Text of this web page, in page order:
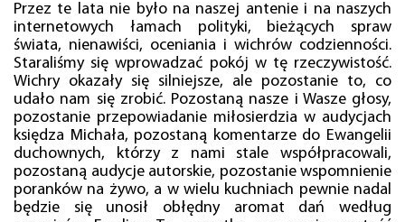
Przez te lata nie było na naszej antenie i na naszych
internetowych łamach polityki, bieżących spraw
świata, nienawiści, oceniania i wichrów codzienności.
Staraliśmy się wprowadzać pokój w tę rzeczywistość.
Wichry okazały się silniejsze, ale pozostanie to, co
udało nam się zrobić. Pozostaną nasze i Wasze głosy,
pozostanie przepowiadanie miłosierdzia w audycjach
księdza Michała, pozostaną komentarze do Ewangelii
duchownych, którzy z nami stale współpracowali,
pozostaną audycje autorskie, pozostanie wspomnienie
poranków na żywo, a w wielu kuchniach pewnie nadal
będzie się unosił obłędny aromat dań według